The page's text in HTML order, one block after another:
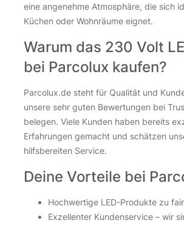
eine angenehme Atmosphäre, die sich
Küchen oder Wohnräume eignet.
Warum das 230 Volt
bei Parcolux kaufen?
Parcolux.de steht für Qualität und
unsere sehr guten Bewertungen bei
belegen. Viele Kunden haben bereits
Erfahrungen gemacht und schätzen
hilfsbereiten Service.
Deine Vorteile bei
Hochwertige LED-Produkte zu
Exzellenter Kundenservice – wir